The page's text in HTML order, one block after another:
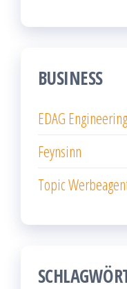
BUSINESS
EDAG
Feynsinn
Topic